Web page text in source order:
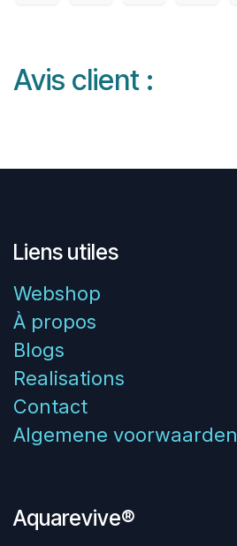
Avis client :
Liens utiles
Webshop
À propos
Blogs
Realisations
Contact
Algemene voorwaarden
Aquarevive®